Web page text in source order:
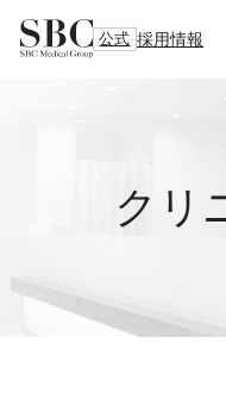
公式 採用情報
クリ